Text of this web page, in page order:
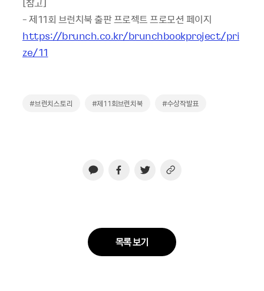
- 제11회 브런치북 출판 프로젝트 프로모션 페이지
https://brunch.co.kr/brunchbookproject/pri
ze/11
#브런치스토리 #제11회브런치북 #수상작발표
목록 보기